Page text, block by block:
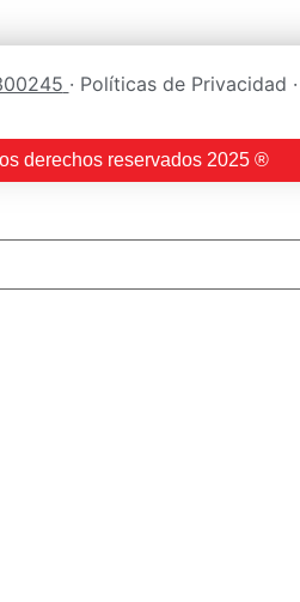
· Políticas de Privacidad
derechos reservados 2025 ®